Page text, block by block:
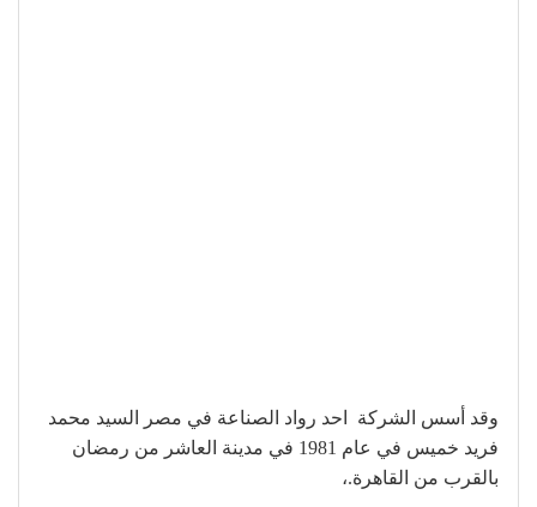
وقد أسس الشركة احد رواد الصناعة في مصر السيد محمد
فريد خميس في عام 1981 في مدينة العاشر من رمضان
بالقرب من القاهرة.،